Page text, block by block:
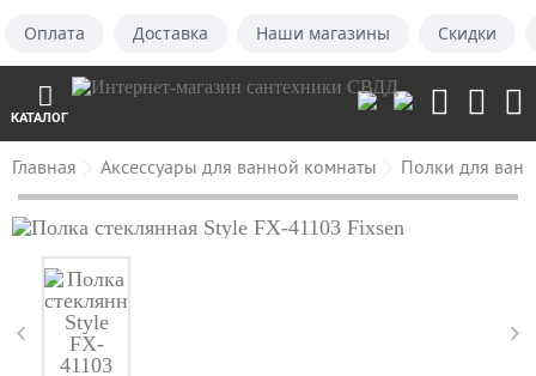
Оплата Доставка Наши магазины Скидки
КАТАЛОГ
Главная Аксессуары для ванной комнаты Полки для